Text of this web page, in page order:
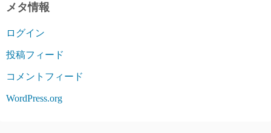
メタ情報
ログイン
投稿フィード
コメントフィード
WordPress.org